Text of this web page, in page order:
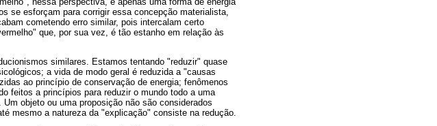
se esforçam para corrigir essa concepção materialista,
cometendo erro similar, pois intercalam certo
que, por sua vez, é tão estanho em relação às
similares. Estamos tentando "reduzir" quase
a vida de modo geral é reduzida a "causas
ao princípio de conservação de energia; fenômenos
feitos a princípios para reduzir o mundo todo a uma
objeto ou uma proposição não são considerados
mesmo a natureza da "explicação" consiste na redução.